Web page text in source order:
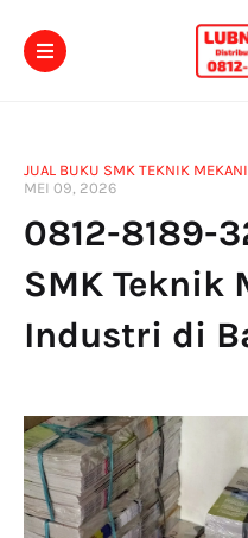
JUAL BUKU SMK TEKNIK
MEI 09, 2026
0812-8189-
SMK Teknik
Industri di